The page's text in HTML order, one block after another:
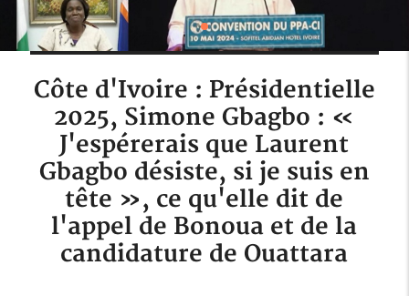
Côte d'Ivoire : Présidentielle
2025, Simone Gbagbo : «
J'espérerais que Laurent
Gbagbo désiste, si je suis en
tête », ce qu'elle dit de
l'appel de Bonoua et de la
candidature de Ouattara